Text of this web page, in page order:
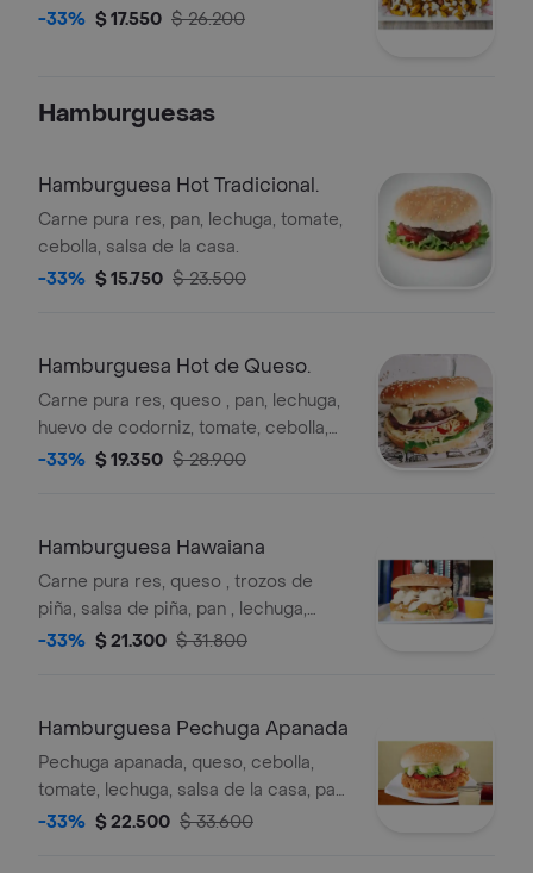
-33% $ 17.550 $ 26.200
Hamburguesas
Hamburguesa Hot Tradicional.
Carne pura res, pan, lechuga, tomate,
cebolla, salsa de la casa.
-33% $ 15.750 $ 23.500
Hamburguesa Hot de Queso.
Carne pura res, queso , pan, lechuga,
huevo de codorniz, tomate, cebolla,
salsa de la casa, papa chip.
-33% $ 19.350 $ 28.900
Hamburguesa Hawaiana
Carne pura res, queso , trozos de
piña, salsa de piña, pan , lechuga,
tomate, cebolla, huevo de codorniz,
-33% $ 21.300 $ 31.800
Hamburguesa Pechuga Apanada
Pechuga apanada, queso, cebolla,
tomate, lechuga, salsa de la casa, pan,
huevo de codorniz, papa chip.
-33% $ 22.500 $ 33.600